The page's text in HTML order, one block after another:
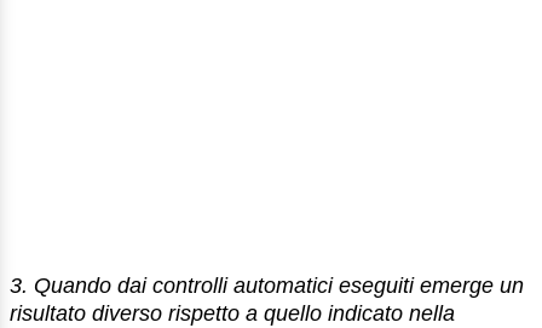
3. Quando dai controlli automatici eseguiti emerge un
risultato diverso rispetto a quello indicato nella